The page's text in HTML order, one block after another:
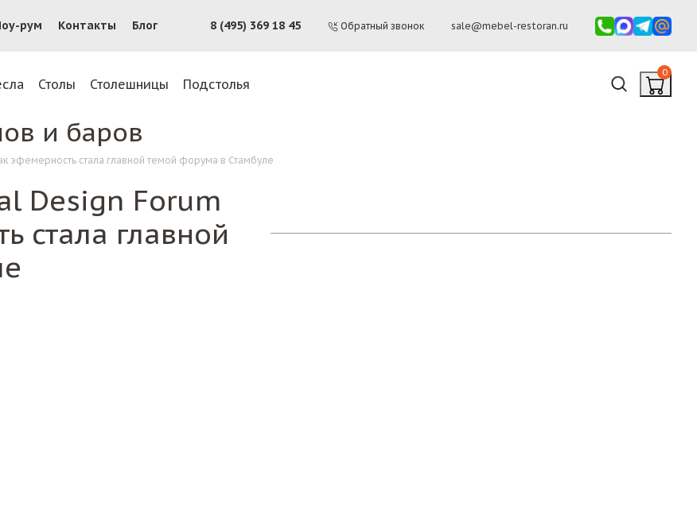
рум Контакты Блог 8 (495) 369 18 45 Обратный звонок sale@mebel-restoran.ru
Столы Столешницы Подстолья
0
и баров
эфемерность стала главной темой форума в Стамбуле
Design Forum
стала главной